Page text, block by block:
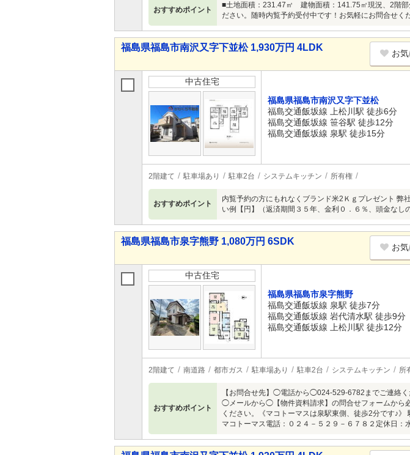
おすすめポイント
■土地面積：231.47㎡ 建物面積：141.75㎡現況、2階
ださい。随時内覧予約受付中です！お気軽にお問合せく
福島県福島市南沢又字下並松 1,930万円 4LDK
お
中古住宅
福島県福島市南沢又字下並松
福島交通飯坂線 上松川駅 徒歩6分
福島交通飯坂線 笹谷駅 徒歩12分
福島交通飯坂線 泉駅 徒歩15分
2階建て 駐車場あり 駐車2台 システムキッチン 所有権
おすすめポイント
内覧予約の方にもれなくブランド米2Ｋｇプレゼント 弊
い例【円】（返済期間３５年、金利０．６％、頭金な
福島県福島市泉字熊野 1,080万円 6SDK
お
中古住宅
福島県福島市泉字熊野
福島交通飯坂線 泉駅 徒歩7分
福島交通飯坂線 岩代清水駅 徒歩9分
福島交通飯坂線 上松川駅 徒歩12分
2階建て 南道路 都市ガス 駐車場あり 駐車2台 システムキッチン 所
おすすめポイント
【お問合せ先】◯電話から◯024-529-6782までご連絡
◯メールから◯【物件資料請求】の問合せフォームから
ください。《マコトーマスは泉駅東側、徒歩2分です♪
マコトーマス電話：０２４－５２９－６７８２定休日：